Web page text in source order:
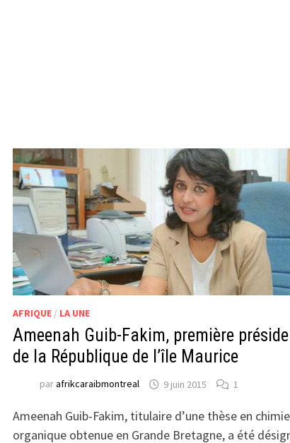
AFRIQUE/ LA UNE
Ameenah Guib-Fakim, première
de la République de l’île Maurice
parafrikcaraibmontreal 9 juin 2015 1
Ameenah Guib-Fakim, titulaire d’une thèse en chimie
organique obtenue en Grande Bretagne, a été